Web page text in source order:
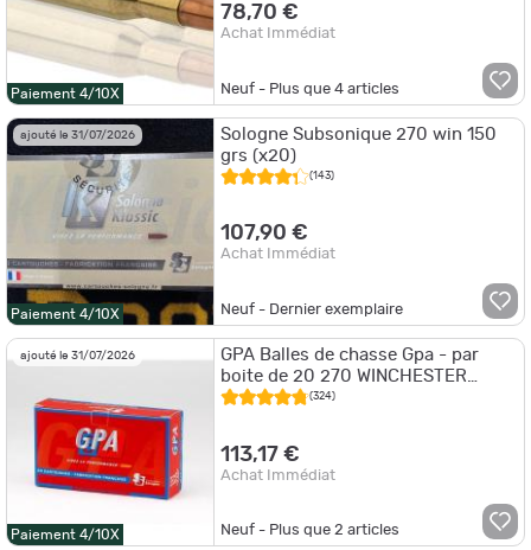
Paiement 4/10X
78,70 €
Achat Immédiat
Neuf - Plus que4 articles
ajouté le 31/07/2026
Paiement 4/10X
Sologne Subsonique 270 win 150
grs (x20)
(143)
107,90 €
Achat Immédiat
Neuf - Dernier exemplaire
ajouté le 31/07/2026
Paiement 4/10X
GPA Balles de chasse Gpa - par
boite de 20 270 WINCHESTER
143Gr
(324)
113,17 €
Achat Immédiat
Neuf - Plus que2 articles